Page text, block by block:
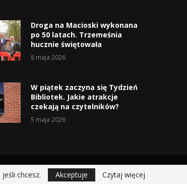
Droga na Macioski wykonana
po 50 latach. Trzemeśnia
hucznie świętowała
8 maja 2026
W piątek zaczyna się Tydzień
Bibliotek. Jakie atrakcje
czekają na czytelników?
5 maja 2026
chcesz. Akceptuje Czytaj więcej